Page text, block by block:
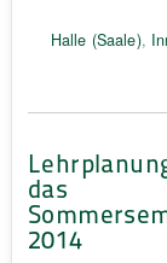
Halle (Saale),
das
2014